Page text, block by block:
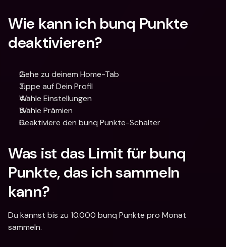
Wie kann ich bunq Punkte
deaktivieren?
Gehe zu deinem Home-Tab
Tippe auf Dein Profil
Wähle Einstellungen
Wähle Prämien
Deaktiviere den bunq Punkte-Schalter
Was ist das Limit für bunq
Punkte, das ich sammeln
kann?
Du kannst bis zu 10.000 bunq Punkte pro Monat
sammeln.